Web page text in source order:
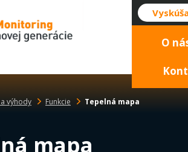
O
výhody Funkcie Tepelná mapa
mapa